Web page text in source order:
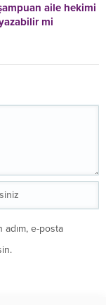
aile hekimi
mi
adım, e-posta